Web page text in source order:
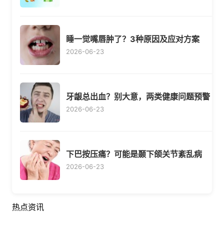
睡一觉嘴唇肿了？3种原因及应对方案
2026-06-23
牙龈总出血？别大意，两类健康问题预警
2026-06-23
下巴按压痛？可能是颞下颌关节紊乱病
2026-06-23
热点资讯